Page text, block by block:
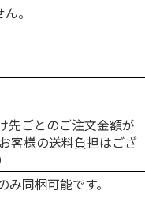
。
先ごとのご注文金額が
客様の送料負担はござ
み同梱可能です。